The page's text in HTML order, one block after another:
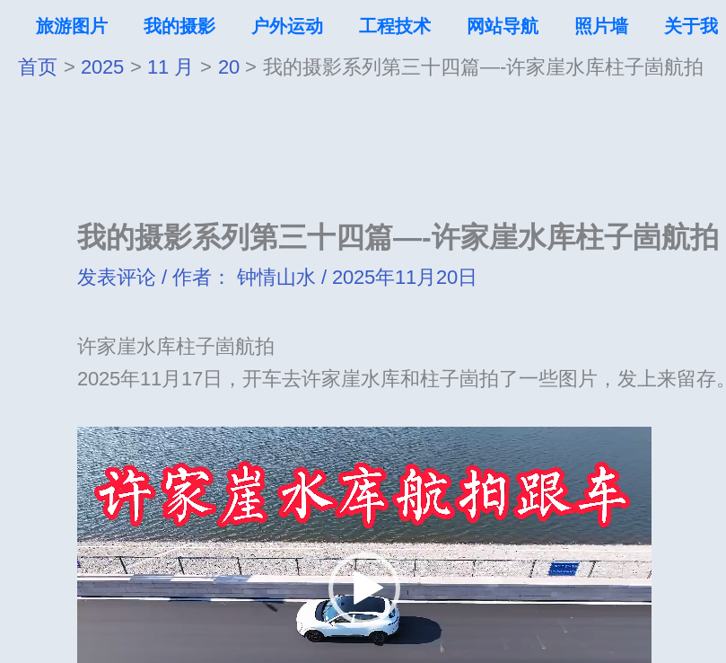
旅游图片 我的摄影 户外运动 工程技术 网站导航 照片墙 关于我
首页 2025 11 月 20 我的摄影系列第三十四篇—-许家崖水库柱子崮航拍
我的摄影系列第三十四篇—-许家崖水库柱子崮航拍
发表评论 / 作者： 钟情山水 / 2025年11月20日
许家崖水库柱子崮航拍
2025年11月17日，开车去许家崖水库和柱子崮拍了一些图片，发上来留存。
视
频
播
放
器